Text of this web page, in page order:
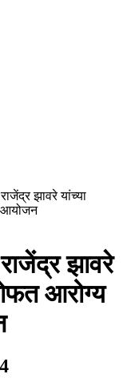
झावरे यांच्या
आयोजन
झावरे
आरोग्य